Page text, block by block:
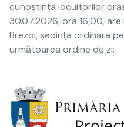
cunoștința locuitorilor
30.07.2026, ora 16,00,
Brezoi, ședința ordinara
următoarea ordine de zi: